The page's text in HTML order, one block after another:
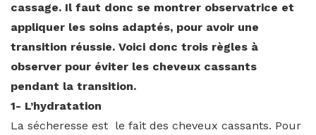
cassage. Il faut donc se montrer observatrice et
appliquer les soins adaptés, pour avoir une
transition réussie. Voici donc trois règles à
observer pour éviter les cheveux cassants
pendant la transition.
1- L’hydratation
La sécheresse est le fait des cheveux cassants. Pour